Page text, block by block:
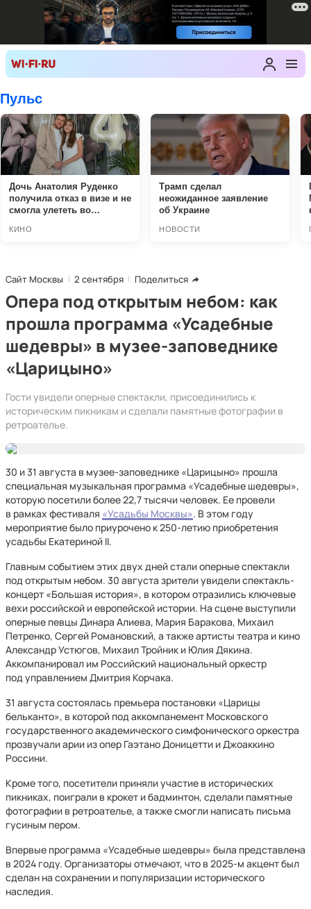
Сайт Москвы 2 сентября Поделиться
Опера под открытым небом: как
прошла программа «Усадебные
шедевры» в музее-заповеднике
«Царицыно»
Гости увидели оперные спектакли, присоединились к
историческим пикникам и сделали памятные фотографии в
ретроателье.
30 и 31 августа в музее-заповеднике «Царицыно» прошла
специальная музыкальная программа «Усадебные шедевры»,
которую посетили более 22,7 тысячи человек. Ее провели
в рамках фестиваля «Усадьбы Москвы». В этом году
мероприятие было приурочено к 250-летию приобретения
усадьбы Екатериной II.
Главным событием этих двух дней стали оперные спектакли
под открытым небом. 30 августа зрители увидели спектакль-
концерт «Большая история», в котором отразились ключевые
вехи российской и европейской истории. На сцене выступили
оперные певцы Динара Алиева, Мария Баракова, Михаил
Петренко, Сергей Романовский, а также артисты театра и кино
Александр Устюгов, Михаил Тройник и Юлия Дякина.
Аккомпанировал им Российский национальный оркестр
под управлением Дмитрия Корчака.
31 августа состоялась премьера постановки «Царицы
бельканто», в которой под аккомпанемент Московского
государственного академического симфонического оркестра
прозвучали арии из опер Гаэтано Доницетти и Джоаккино
Россини.
Кроме того, посетители приняли участие в исторических
пикниках, поиграли в крокет и бадминтон, сделали памятные
фотографии в ретроателье, а также смогли написать письма
гусиным пером.
Впервые программа «Усадебные шедевры» была представлена
в 2024 году. Организаторы отмечают, что в 2025-м акцент был
сделан на сохранении и популяризации исторического
наследия.